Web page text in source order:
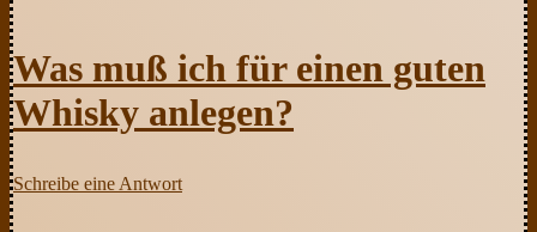
Was muß ich für einen guten
Whisky anlegen?
Schreibe eine Antwort